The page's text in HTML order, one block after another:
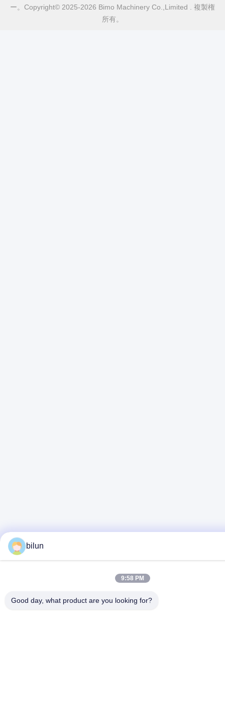
ー。Copyright© 2025-2026 Bimo Machinery Co.,Limited . 複製権
所有。
bilun
9:58 PM
Good day, what product are you looking for?